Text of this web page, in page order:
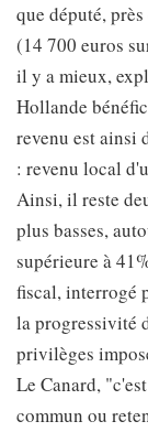
que député,
(14 700 euros
il y a mieux,
Hollande
revenu est ainsi
: revenu local
Ainsi, il reste
plus basses,
supérieure à
fiscal, interrogé
la progressivité
privilèges
Le Canard,
commun ou